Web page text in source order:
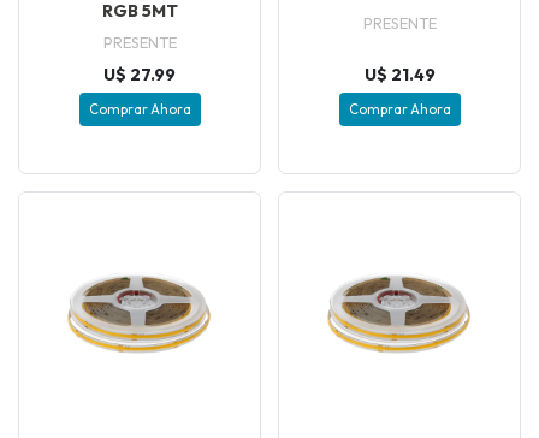
RGB 5MT
PRESENTE
U$ 27.99
Comprar Ahora
PRESENTE
U$ 21.49
Comprar Ahora